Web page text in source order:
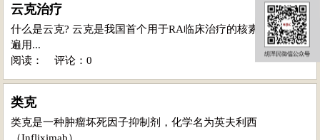
云克治疗
什么是云克? 云克是我国首个用于RA临床治疗的核素药物 ， 普
遍用...
阅读：
评论：0
类克
类克是一种肿瘤坏死因子抑制剂，化学名为英夫利西
（Infliximab）...